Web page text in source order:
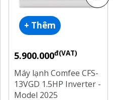
+ Thêm
5.900.000đ(VAT)
Máy lạnh Comfee CFS-
13VGD 1.5HP Inverter -
Model 2025